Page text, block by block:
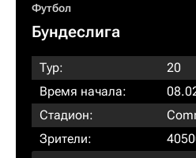
Футбол
Бундеслига
Тур:
20
Время начала:
Стадион:
Зрители: